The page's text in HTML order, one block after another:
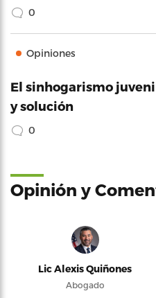
0
Opiniones
El sinhogarismo
y solución
0
Opinión y
Lic Alexis Quiñones
Abogado